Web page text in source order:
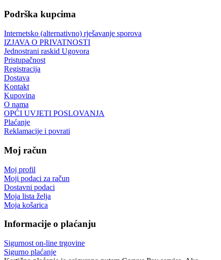
Podrška kupcima
Internetsko (alternativno) rješavanje sporova
IZJAVA O PRIVATNOSTI
Jednostrani raskid Ugovora
Pristupačnost
Registracija
Dostava
Kontakt
Kupovina
O nama
OPĆI UVJETI POSLOVANJA
Plaćanje
Reklamacije i povrati
Moj račun
Moj profil
Moji podaci za račun
Dostavni podaci
Moja lista želja
Moja košarica
Informacije o plaćanju
Sigurnost on-line trgovine
Sigurno plaćanje